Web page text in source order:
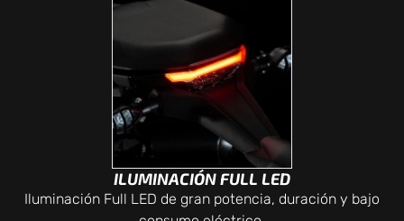
ILUMINACIÓN FULL LED
Iluminación Full LED de gran potencia, duración y bajo